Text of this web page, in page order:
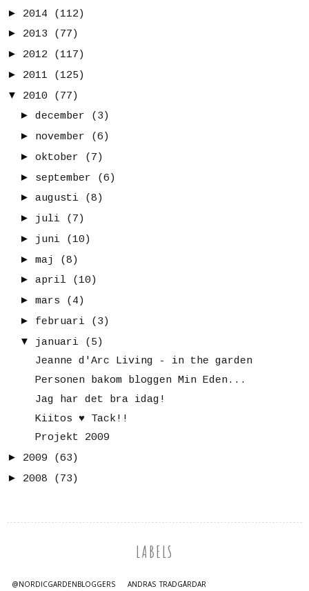
► 2014
(112)
► 2013
(77)
► 2012
(117)
► 2011
(125)
▼
2010
(77)
► december
(3)
► november
(6)
► oktober
(7)
► september
(6)
► augusti
(8)
► juli
(7)
► juni
(10)
► maj
(8)
► april
(10)
► mars
(4)
► februari
(3)
▼
januari
(5)
Jeanne d'Arc Living - in the garden
Personen bakom bloggen Min Eden...
Jag har det bra idag!
Kiitos ♥ Tack!!
Projekt 2009
► 2009
(63)
► 2008 (73)
LABELS
@NORDICGARDENBLOGGERS
ANDRAS TRÄDGÅRDAR